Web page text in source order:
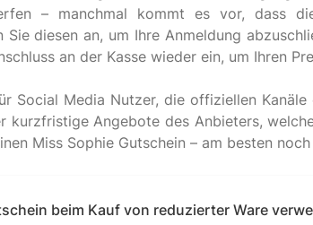
– manchmal kommt es vor, dass
Sie diesen an, um Ihre Anmeldung
an der Kasse wieder ein, um Ihren
Social Media Nutzer, die offiziellen
kurzfristige Angebote des Anbieters,
beim Kauf von reduzierter Ware